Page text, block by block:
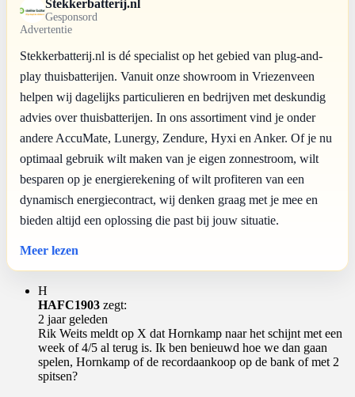
Stekkerbatterij.nl
Gesponsord
Advertentie
Stekkerbatterij.nl is dé specialist op het gebied van plug-and-
play thuisbatterijen. Vanuit onze showroom in Vriezenveen
helpen wij dagelijks particulieren en bedrijven met deskundig
advies over thuisbatterijen. In ons assortiment vind je onder
andere AccuMate, Lunergy, Zendure, Hyxi en Anker. Of je nu
optimaal gebruik wilt maken van je eigen zonnestroom, wilt
besparen op je energierekening of wilt profiteren van een
dynamisch energiecontract, wij denken graag met je mee en
bieden altijd een oplossing die past bij jouw situatie.
Meer lezen
H
HAFC1903 zegt:
2 jaar geleden
Rik Weits meldt op X dat Hornkamp naar het schijnt met een
week of 4/5 al terug is. Ik ben benieuwd hoe we dan gaan
spelen, Hornkamp of de recordaankoop op de bank of met 2
spitsen?